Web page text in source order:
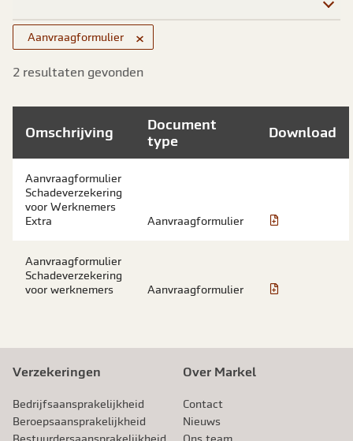
×
Aanvraagformulier
2 resultaten gevonden
Omschrijving
Document
type
Download
Aanvraagformulier
Schadeverzekering
voor Werknemers
Extra
Aanvraagformulier
Aanvraagformulier
Schadeverzekering
voor werknemers
Aanvraagformulier
Verzekeringen
Bedrijfsaansprakelijkheid
Beroeps­aansprakelijkheid
Over Markel
Contact
Nieuws